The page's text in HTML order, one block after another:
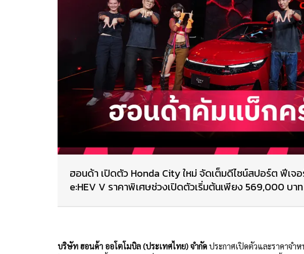
ฮอนด้า เปิดตัว Honda City ใหม่ จัดเต็มดีไซน์สปอร์ต ฟีเจ
e:HEV V ราคาพิเศษช่วงเปิดตัวเริ่มต้นเพียง 569,000 บา
บริษัท ฮอนด้า ออโตโมบิล (ประเทศไทย) จำกัดประกาศเปิดตัวและราคาจำ